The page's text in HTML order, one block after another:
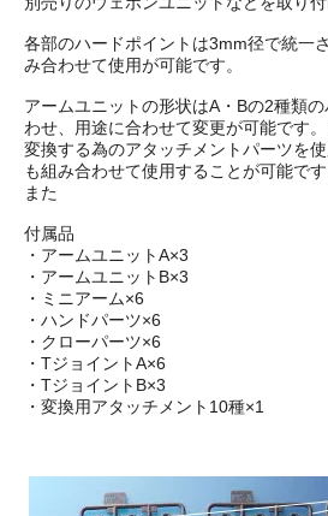
各部のハードポイントは3mm径で統一
み合わせて使用が可能です。
アームユニットの形状はA・Bの2種類
わせ、用途に合わせて変更が可能です
変換する為のアタッチメントパーツを
も組み合わせて使用することが可能です
また
付属品
・アームユニットA×3
・アームユニットB×3
・ミニアーム×6
・ハンドパーツ×6
・クローパーツ×6
・TジョイントA×6
・TジョイントB×3
・変換用アタッチメント10種×1